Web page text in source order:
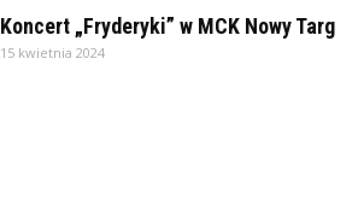
Koncert „Fryderyki” w MCK Nowy Targ
15 kwietnia 2024